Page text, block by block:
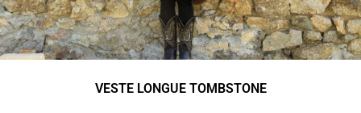
VESTE LONGUE TOMBSTONE